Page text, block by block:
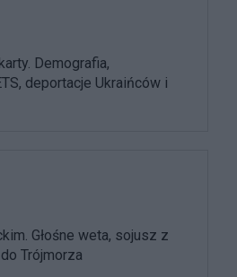
Demografia,
deportacje Ukraińców i
Głośne weta, sojusz z
Trójmorza